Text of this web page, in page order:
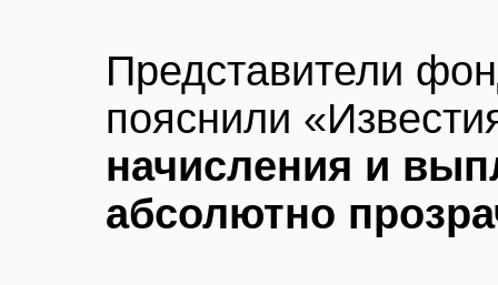
Представители
пояснили
начисления и
абсолютно